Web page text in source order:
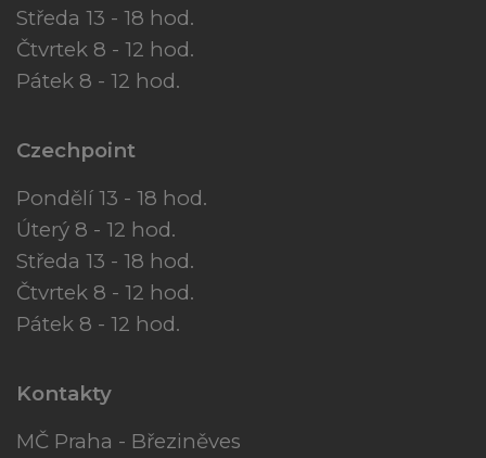
Středa 13 - 18 hod.
Čtvrtek 8 - 12 hod.
Pátek 8 - 12 hod.
Czechpoint
Pondělí 13 - 18 hod.
Úterý 8 - 12 hod.
Středa 13 - 18 hod.
Čtvrtek 8 - 12 hod.
Pátek 8 - 12 hod.
Kontakty
MČ Praha - Březiněves